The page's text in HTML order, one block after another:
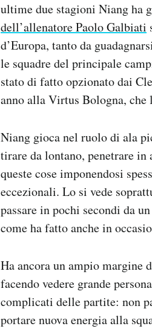
ultime due stagioni Niang ha
dell’allenatore Paolo Galbiati
d’Europa, tanto da
le squadre del principale
stato di fatto opzionato dai
anno alla Virtus Bologna, che
Niang gioca nel ruolo di ala
tirare da lontano, penetrare in
queste cose imponendosi
eccezionali. Lo si vede
passare in pochi secondi da
come ha fatto anche in
Ha ancora un ampio margine
facendo vedere grande
complicati delle partite: non
portare nuova energia alla